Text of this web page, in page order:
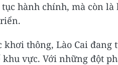
hành chính, mà còn là
thông, Lào Cai đang
vực. Với những đột